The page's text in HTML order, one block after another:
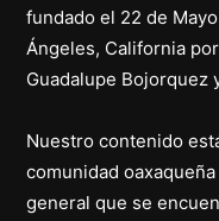
fundado el 22 de
Ángeles, California
Guadalupe Bojorquez
Nuestro contenido
comunidad
general que se